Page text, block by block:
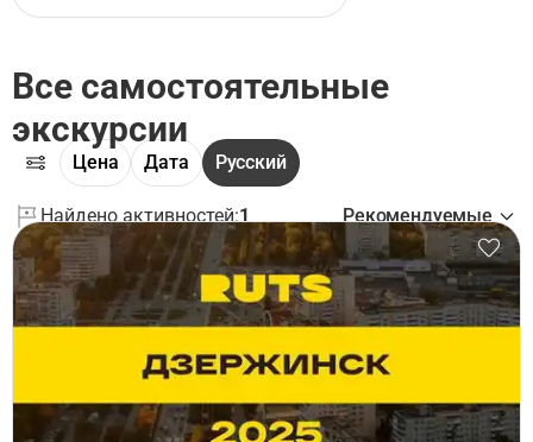
Все самостоятельные
экскурсии
Цена Дата Русский
Найдено активностей:1 Рекомендуемые